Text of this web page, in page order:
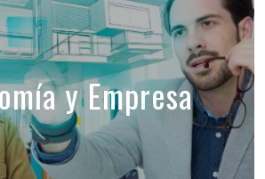
y Empresa